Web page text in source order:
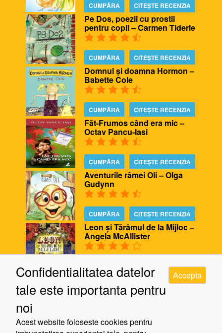
CUMPĂRA CITEȘTE RECENZIA
Pe Dos, poezii cu prostii
pentru copii – Carmen Tiderle
CUMPĂRA CITEȘTE RECENZIA
Domnul și doamna Hormon –
Babette Cole
CUMPĂRA CITEȘTE RECENZIA
Făt-Frumos când era mic –
Octav Pancu-Iasi
CUMPĂRA CITEȘTE RECENZIA
Aventurile râmei Oli – Olga
Gudynn
CUMPĂRA CITEȘTE RECENZIA
Leon și Tărâmul de la Mijloc –
Angela McAllister
CUMPĂRA CITEȘTE RECENZIA
Biblioteca ursului – Poppy
Bishop, Alison Edgson
CUMPĂRA CITEȘTE RECENZIA
Confidentialitatea datelor
tale este importanta pentru
noi
Acest website foloseste cookies pentru
Accepta